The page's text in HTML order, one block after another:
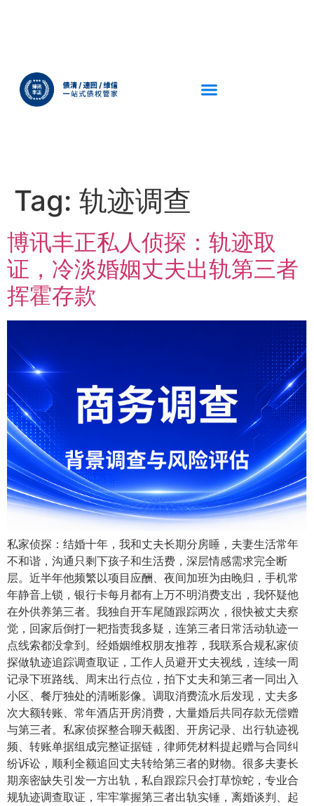
Tag: 轨迹调查
博讯丰正私人侦探：轨迹取
证，冷淡婚姻丈夫出轨第三者
挥霍存款
私家侦探：结婚十年，我和丈夫长期分房睡，夫妻生活常年
不和谐，沟通只剩下孩子和生活费，深层情感需求完全断
层。近半年他频繁以项目应酬、夜间加班为由晚归，手机常
年静音上锁，银行卡每月都有上万不明消费支出，我怀疑他
在外供养第三者。我独自开车尾随跟踪两次，很快被丈夫察
觉，回家后倒打一耙指责我多疑，连第三者日常活动轨迹一
点线索都没拿到。经婚姻维权朋友推荐，我联系合规私家侦
探做轨迹追踪调查取证，工作人员避开丈夫视线，连续一周
记录下班路线、周末出行点位，拍下丈夫和第三者一同出入
小区、餐厅独处的清晰影像。调取消费流水后发现，丈夫多
次大额转账、常年酒店开房消费，大量婚后共同存款无偿赠
与第三者。私家侦探整合聊天截图、开房记录、出行轨迹视
频、转账单据组成完整证据链，律师凭材料提起赠与合同纠
纷诉讼，顺利全额追回丈夫转给第三者的财物。很多夫妻长
期亲密缺失引发一方出轨，私自跟踪只会打草惊蛇，专业合
规轨迹调查取证，牢牢掌握第三者出轨实锤，离婚谈判、起